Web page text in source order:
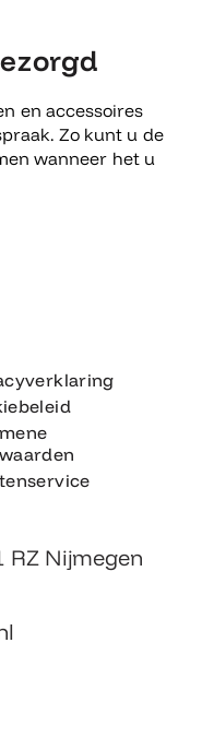
en accessoires
Zo kunt u de
wanneer het u
RZ Nijmegen